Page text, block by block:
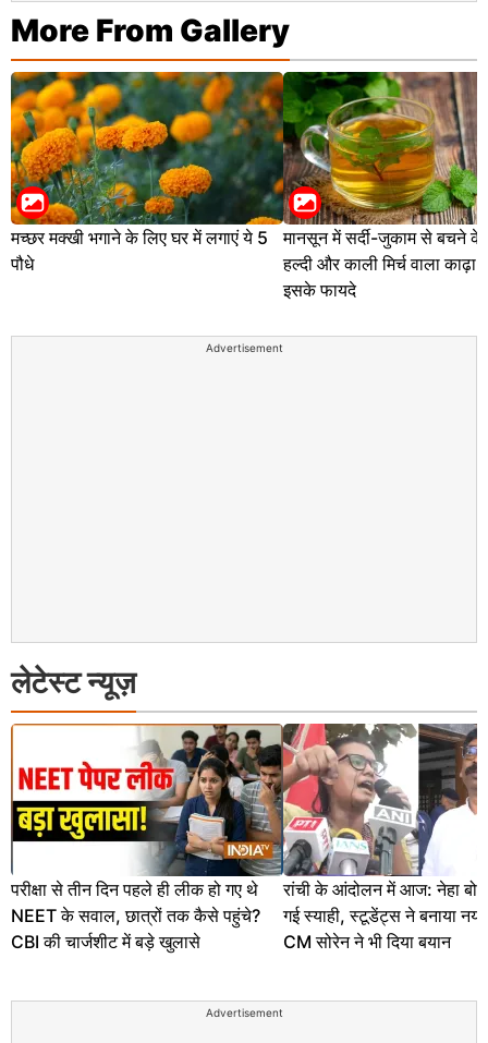
More From Gallery
मच्छर मक्खी भगाने के लिए घर में लगाएं ये 5
पौधे
मानसून में सर्दी-जुकाम से बचने के
हल्दी और काली मिर्च वाला
इसके फायदे
Advertisement
लेटेस्ट न्यूज़
परीक्षा से तीन दिन पहले ही लीक हो गए थे
NEET के सवाल, छात्रों तक कैसे पहुंचे?
CBI की चार्जशीट में बड़े खुलासे
रांची के आंदोलन में आज: नेहा
गई स्याही, स्टूडेंट्स ने बनाया
CM सोरेन ने भी दिया बयान
Advertisement